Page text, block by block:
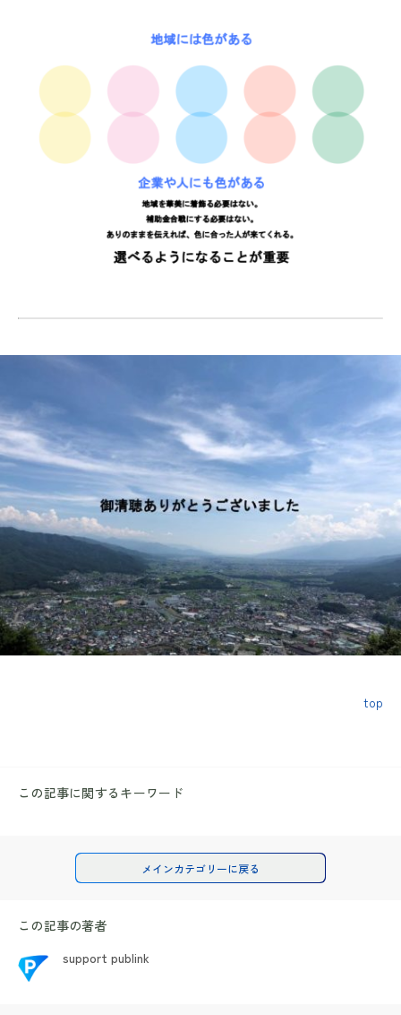
top
この記事に関するキーワード
メインカテゴリーに戻る
この記事の著者
support publink